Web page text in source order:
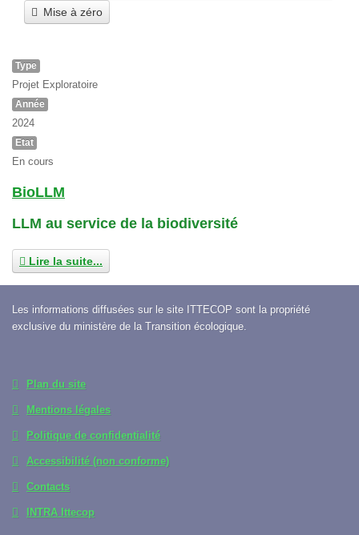
Mise à zéro
Type
Projet Exploratoire
Année
2024
Etat
En cours
BioLLM
LLM au service de la biodiversité
Lire la suite...
Les informations diffusées sur le site ITTECOP sont la propriété
exclusive du ministère de la Transition écologique.
Plan du site
Mentions légales
Politique de confidentialité
Accessibilité (non conforme)
Contacts
INTRA Ittecop